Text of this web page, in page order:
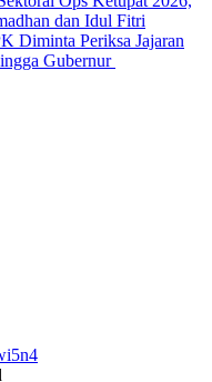
dan Idul Fitri
Diminta Periksa Jajaran
Gubernur